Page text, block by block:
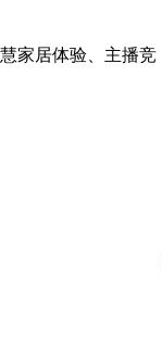
家居体验、主播竞